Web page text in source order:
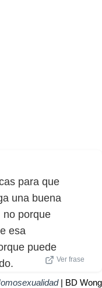
para que
una buena
no porque
esa
puede
Ver frase
| BD Wong